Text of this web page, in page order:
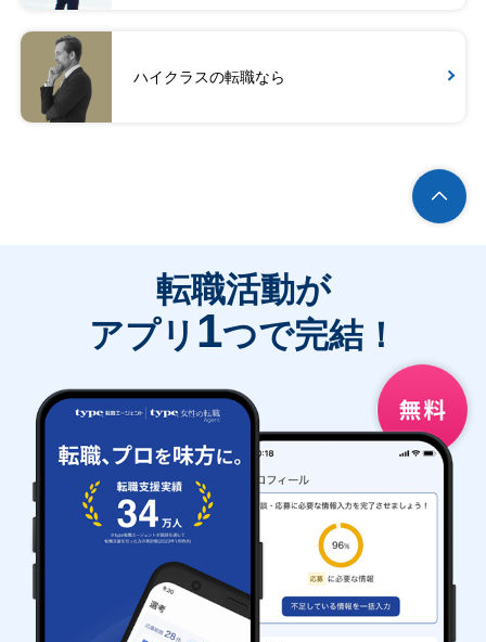
ハイクラスの転職なら
転職活動が
アプリ 1つで完結！